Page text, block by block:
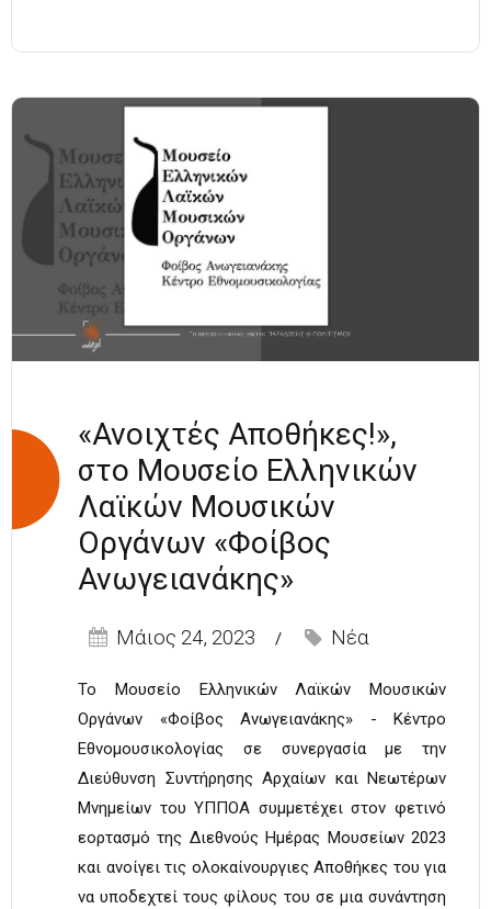
ΧΟΡΕΥΤΕΣ ΤΗΣ
«Ανοιχτές Αποθήκες!»,
στο Μουσείο Ελληνικών
Λαϊκών Μουσικών
Οργάνων «Φοίβος
Ανωγειανάκης»
Μάιος 24, 2023 Νέα
Το Μουσείο Ελληνικών Λαϊκών Μουσικών
Οργάνων «Φοίβος Ανωγειανάκης» - Κέντρο
Εθνομουσικολογίας σε συνεργασία με την
Διεύθυνση Συντήρησης Αρχαίων και Νεωτέρων
Μνημείων του ΥΠΠΟΑ συμμετέχει στον φετινό
εορτασμό της Διεθνούς Ημέρας Μουσείων 2023
και ανοίγει τις ολοκαίνουργιες Αποθήκες του για
να υποδεχτεί τους φίλους του σε μια συνάντηση